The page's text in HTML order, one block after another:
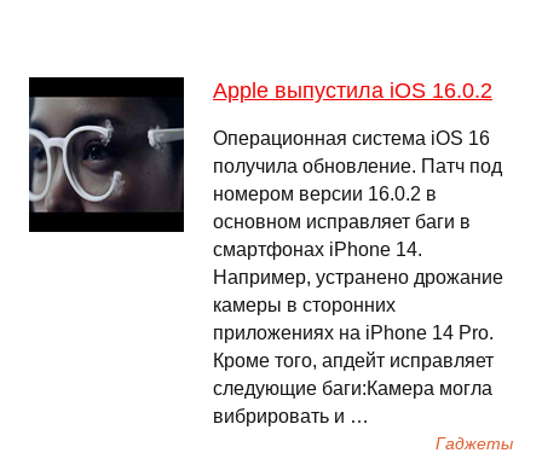
Apple выпустила iOS 16.0.2
Операционная система iOS 16
получила обновление. Патч под
номером версии 16.0.2 в
основном исправляет баги в
смартфонах iPhone 14.
Например, устранено дрожание
камеры в сторонних
приложениях на iPhone 14 Pro.
Кроме того, апдейт исправляет
следующие баги:Камера могла
вибрировать и …
Гаджеты